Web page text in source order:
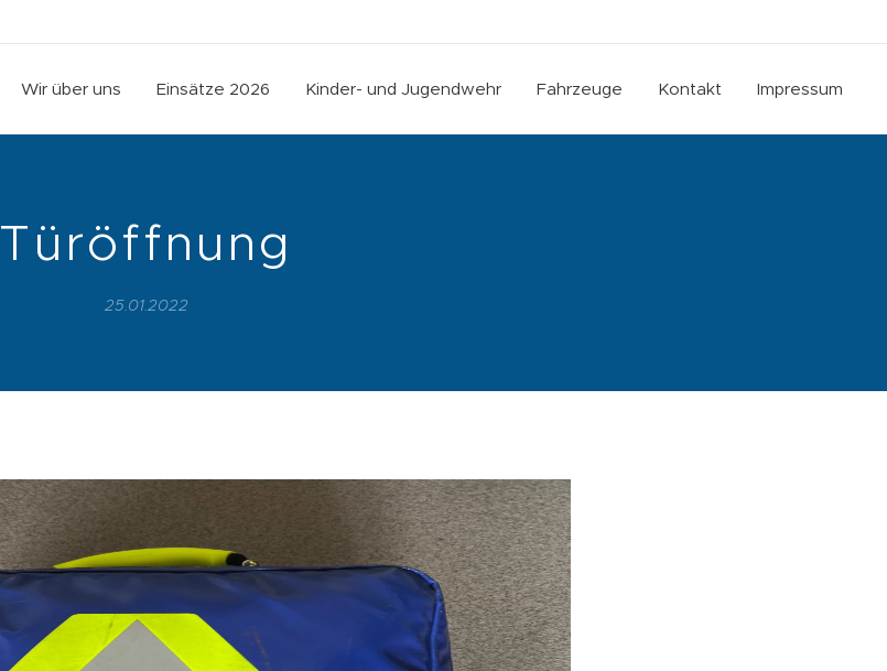
Wir über uns Einsätze 2026 Kinder- und Jugendwehr Fahrzeuge Kontakt Impressum
Türöffnung
25.01.2022